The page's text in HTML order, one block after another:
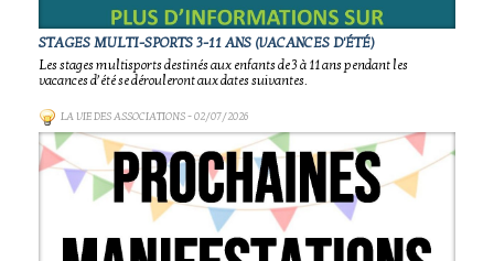
STAGES MULTI-SPORTS 3-11 ANS (VACANCES D'ÉTÉ)
Les stages multisports destinés aux enfants de 3 à 11 ans pendant les
vacances d’été se dérouleront aux dates suivantes.
LA VIE DES ASSOCIATIONS- 02/07/2026